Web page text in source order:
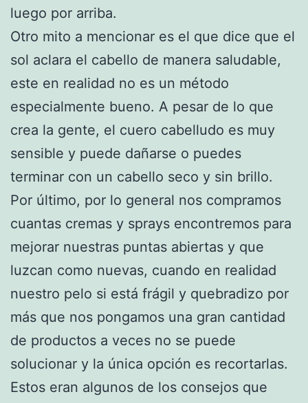
luego por arriba.
Otro mito a mencionar es el que dice que el
sol aclara el cabello de manera saludable,
este en realidad no es un método
especialmente bueno. A pesar de lo que
crea la gente, el cuero cabelludo es muy
sensible y puede dañarse o puedes
terminar con un cabello seco y sin brillo.
Por último, por lo general nos compramos
cuantas cremas y sprays encontremos para
mejorar nuestras puntas abiertas y que
luzcan como nuevas, cuando en realidad
nuestro pelo si está frágil y quebradizo por
más que nos pongamos una gran cantidad
de productos a veces no se puede
solucionar y la única opción es recortarlas.
Estos eran algunos de los consejos que